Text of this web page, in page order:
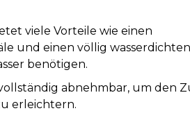
viele Vorteile wie einen
und einen völlig
benötigen.
abnehmbar, um den
erleichtern.